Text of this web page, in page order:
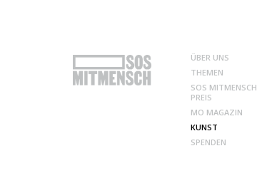
ÜBER UNS
THEMEN
SOS MITMENSCH
PREIS
MO MAGAZIN
KUNST
SPENDEN